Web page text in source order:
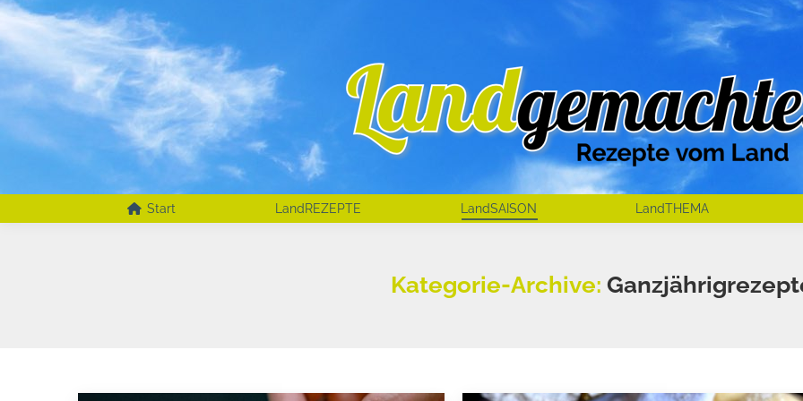
Start LandREZEPTE LandSAISON LandTHEMA
Kategorie-Archive: